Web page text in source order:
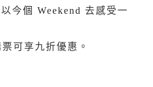
今個 Weekend 去感受一
可享九折優惠。